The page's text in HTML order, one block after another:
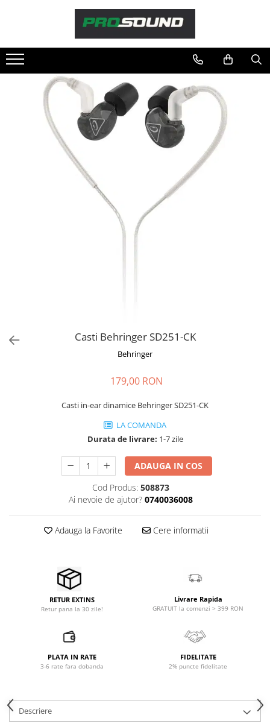
Sonorizare / PA
Accesorii sonorizare, PA
Adaptoare phantom
Adresare publica 100V
Amplificatoare Audio
Ecrane de difuzie
Pickup-uri, platane & accesorii
Accesorii de microfoane
Microfoane de masurare si
Microfoane de studio
Microfoane de Suprafata
Microfoane de voce si live
Microfoane lavaliera si headset
Microfoane podcast, USB, iOS /
Android
Microfoane pt Camere Video
Microfoane Ribbon
Microfoane stereo
Microfoane Suspendabile
Stative de microfon
Studio si inregistrari
Accesorii de microfoane
Accesorii echipamente de studio
Clape MIDI
Casti Behringer SD251-CK
Behringer
179,00 RON
Casti in-ear dinamice Behringer SD251-CK
LA COMANDA
Durata de livrare: 1-7 zile
ADAUGA IN COS
Cod Produs: 508873
Ai nevoie de ajutor? 0740036008
Adauga la Favorite Cere informatii
RETUR EXTINS
Retur pana la 30 zile!
Livrare Rapida
GRATUIT la comenzi > 399 RON
PLATA IN RATE
3-6 rate fara dobanda
FIDELITATE
2% puncte fidelitate
Descriere